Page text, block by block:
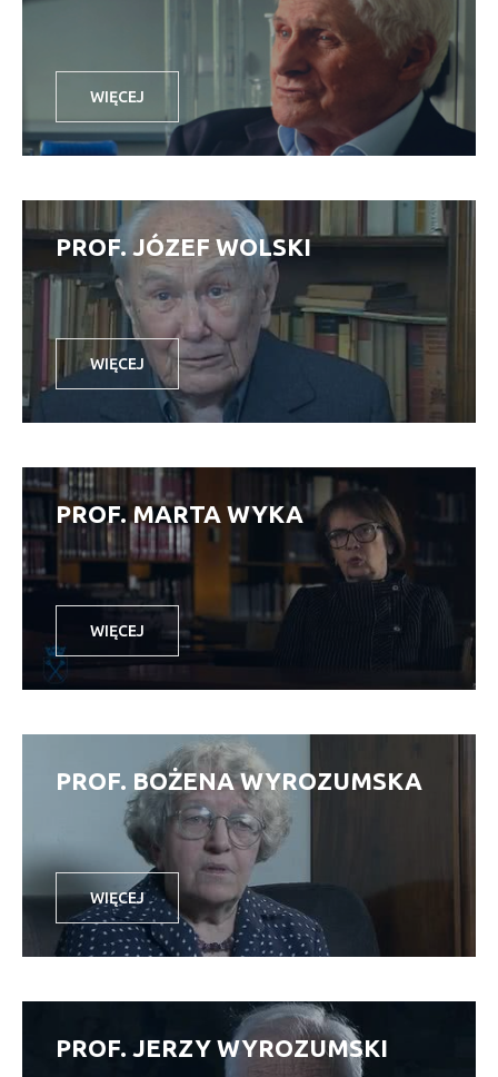
WIĘCEJ
PROF. JÓZEF WOLSKI
WIĘCEJ
PROF. MARTA WYKA
WIĘCEJ
PROF. BOŻENA WYROZUMSKA
WIĘCEJ
PROF. JERZY WYROZUMSKI